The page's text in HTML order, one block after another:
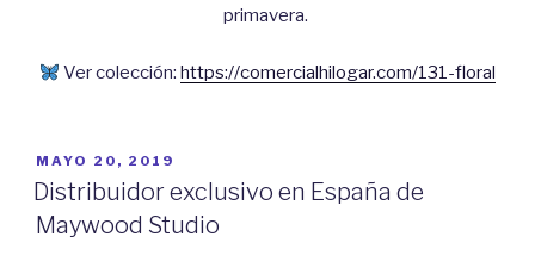
primavera.
Ver colección:https://comercialhilogar.com/131-floral
PUBLICADO
EL
MAYO 20, 2019
Distribuidor exclusivo en España de
Maywood Studio